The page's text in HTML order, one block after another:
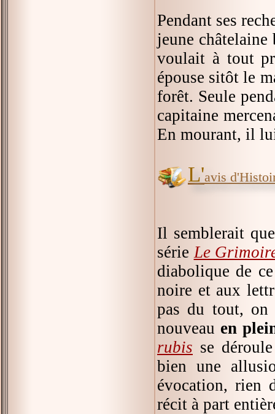
Pendant ses
jeune
voulait à tout
épouse sitôt le
forêt. Seule
capitaine
En mourant, il
L'avis
Il semblerait
série Le
diabolique de
noire et aux
pas du tout, on
nouveau en
rubis se
bien une
évocation, rien
récit à part